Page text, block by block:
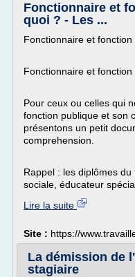
Fonctionnaire et
quoi ? - Les ...
Fonctionnaire et
Fonctionnaire et
Pour ceux ou celles qui
fonction publique et son
présentons un petit
comprehension.
Rappel : les diplômes
sociale, éducateur
Lire la suite
Site : https://
La démission de
stagiaire